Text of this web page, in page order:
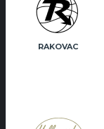
RAKOVAC